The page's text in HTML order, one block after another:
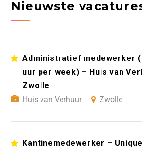
Nieuwste
Administratief medewerker
uur per week) – Huis van
Zwolle
Huis van Verhuur
Zwolle
Kantinemedewerker –